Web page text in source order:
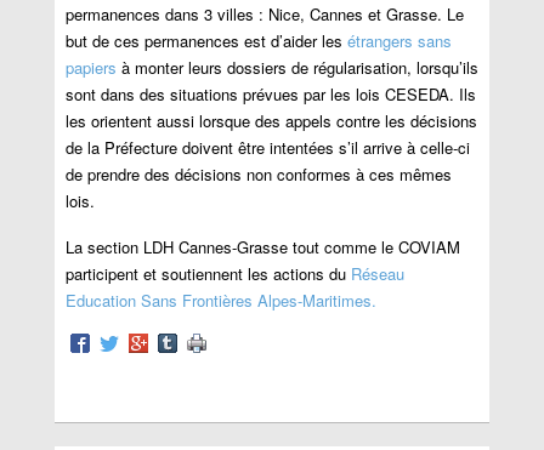
permanences dans 3 villes : Nice, Cannes et Grasse. Le
but de ces permanences est d’aider les étrangers sans
papiers à monter leurs dossiers de régularisation, lorsqu’ils
sont dans des situations prévues par les lois CESEDA. Ils
les orientent aussi lorsque des appels contre les décisions
de la Préfecture doivent être intentées s’il arrive à celle-ci
de prendre des décisions non conformes à ces mêmes
lois.
La section LDH Cannes-Grasse tout comme le COVIAM
participent et soutiennent les actions du Réseau
Education Sans Frontières Alpes-Maritimes.